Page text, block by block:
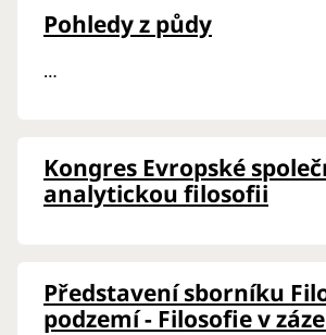
Pohledy z půdy
…
Kongres Evropské
analytickou filosofii
Představení sborníku
podzemí - Filosofie v